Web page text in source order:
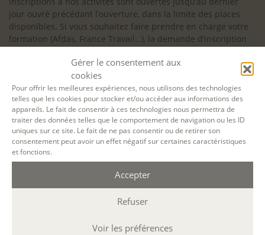
Gérer le consentement aux
cookies
Pour offrir les meilleures expériences, nous utilisons des technologies
telles que les cookies pour stocker et/ou accéder aux informations des
appareils. Le fait de consentir à ces technologies nous permettra de
traiter des données telles que le comportement de navigation ou les ID
uniques sur ce site. Le fait de ne pas consentir ou de retirer son
consentement peut avoir un effet négatif sur certaines caractéristiques
et fonctions.
Accepter
Refuser
Voir les préférences
jour ouvré précédant l’ouverture, dans la limite des places
disponibles. Si vous souhaitez faire prendre en charge votre
formation (Afdas, France Travail…), la demande d’inscription
NOS ATELIERS
Découverte
L’école d’écriture
La fabrique du manuscrit
Les stages pour artistes-auteurs
Se former à la biographie
Se former à l’animation
NOS SERVICES
Nos ateliers à Paris